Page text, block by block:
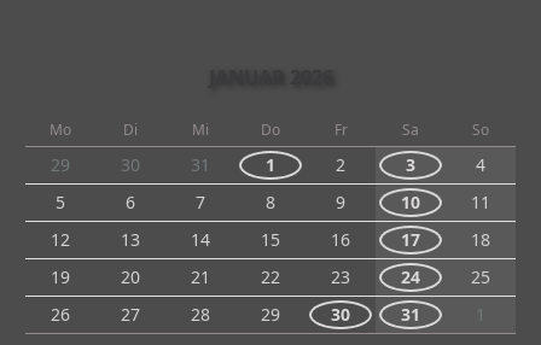
Mo Di Mi Do Fr Sa So
29 30 31 1 2 3
4
5
6 7 8 9 10
11
12
13 14 15 16 17
18
19
20 21 22 23 24
25
26
27 28 29 30 31 1